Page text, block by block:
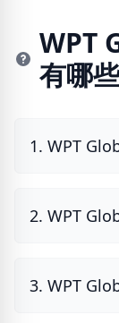
WPT
有哪
1. WPT
2. WPT
3. WPT